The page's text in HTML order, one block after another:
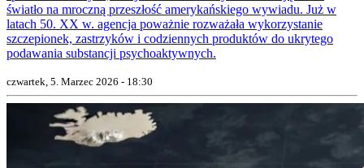
światło na mroczną przeszłość amerykańskiego wywiadu. Już w
latach 50. XX w. agencja poważnie rozważała wykorzystanie
szczepionek, zastrzyków i codziennych produktów do ukrytego
podawania substancji psychoaktywnych.
czwartek, 5. Marzec 2026 - 18:30